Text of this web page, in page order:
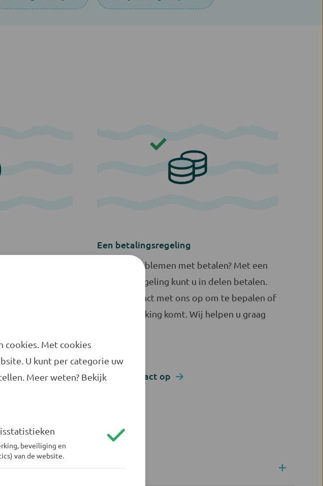
rekening? Dan
Een betalingsregeling
Heeft u problemen met betalen? Met een
betalingsregeling kunt u in delen betalen.
Neem contact met ons op om te bepalen of
u in aanmerking komt. Wij helpen u graag
Neem contact op
cookies. Met cookies
U kunt per categorie uw
Meer weten? Bekijk
beveiliging en
van de website.